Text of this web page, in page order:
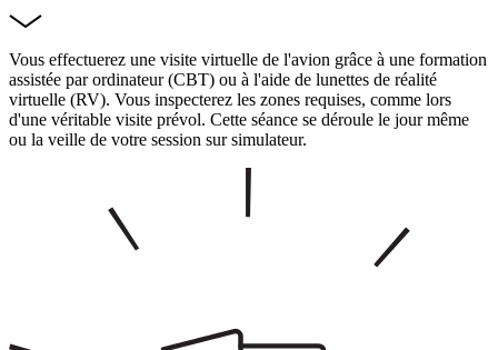
Vous effectuerez une visite virtuelle de l'avion grâce à une formation
assistée par ordinateur (CBT) ou à l'aide de lunettes de réalité
virtuelle (RV). Vous inspecterez les zones requises, comme lors
d'une véritable visite prévol. Cette séance se déroule le jour même
ou la veille de votre session sur simulateur.